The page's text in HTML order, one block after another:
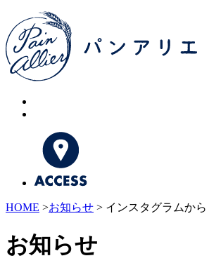
HOME >お知らせ > インスタグラムから
お知らせ